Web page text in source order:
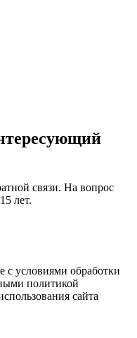
связи. На вопрос
лет.
с условиями обработки
политикой
сайта